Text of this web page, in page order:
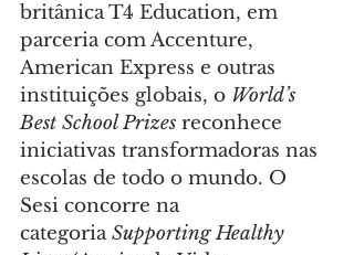
britânica T4 Education, em
parceria com Accenture,
American Express e outras
instituições globais, o World’s
Best School Prizes reconhece
iniciativas transformadoras nas
escolas de todo o mundo. O
Sesi concorre na
categoria Supporting Healthy